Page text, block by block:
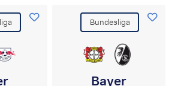
Bundesliga
Bayer